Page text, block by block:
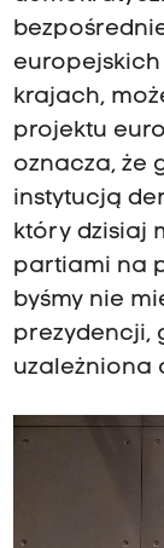
europejskich
krajach,
projektu
oznacza, że
instytucją
który dzisiaj
partiami na
byśmy nie
prezydencji,
uzależniona